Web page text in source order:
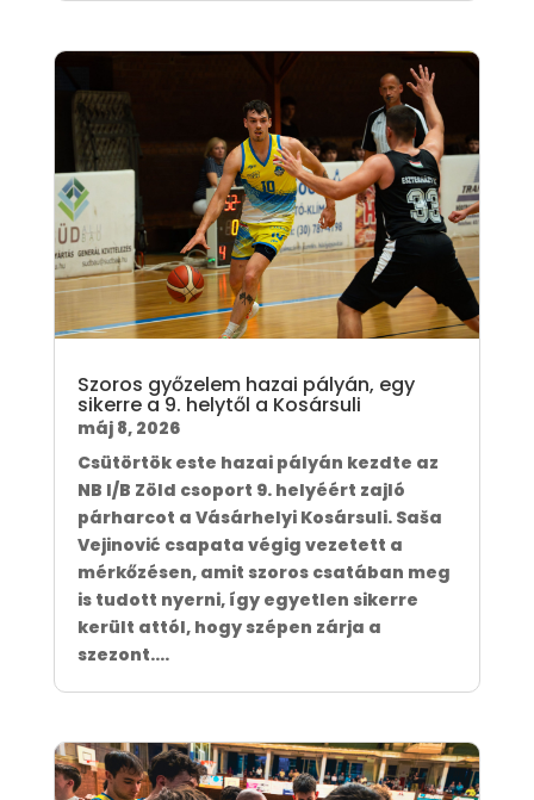
Szoros győzelem hazai pályán, egy
sikerre a 9. helytől a Kosársuli
máj 8, 2026
Csütörtök este hazai pályán kezdte az
NB I/B Zöld csoport 9. helyéért zajló
párharcot a Vásárhelyi Kosársuli. Saša
Vejinović csapata végig vezetett a
mérkőzésen, amit szoros csatában meg
is tudott nyerni, így egyetlen sikerre
került attól, hogy szépen zárja a
szezont....